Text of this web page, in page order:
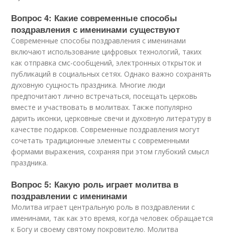
Вопрос 4: Какие современные способы
поздравления с именинами существуют
Современные способы поздравления с именинами
включают использование цифровых технологий, таких
как отправка смс-сообщений, электронных открыток и
публикаций в социальных сетях. Однако важно сохранять
духовную сущность праздника. Многие люди
предпочитают лично встречаться, посещать церковь
вместе и участвовать в молитвах. Также популярно
дарить иконки, церковные свечи и духовную литературу в
качестве подарков. Современные поздравления могут
сочетать традиционные элементы с современными
формами выражения, сохраняя при этом глубокий смысл
праздника.
Вопрос 5: Какую роль играет молитва в
поздравлении с именинами
Молитва играет центральную роль в поздравлении с
именинами, так как это время, когда человек обращается
к Богу и своему святому покровителю. Молитва